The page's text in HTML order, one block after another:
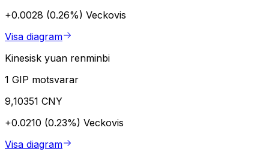
+0.0028 (0.26%) Veckovis
Visa diagram
Kinesisk yuan renminbi
1 GIP motsvarar
9,10351 CNY
+0.0210 (0.23%) Veckovis
Visa diagram